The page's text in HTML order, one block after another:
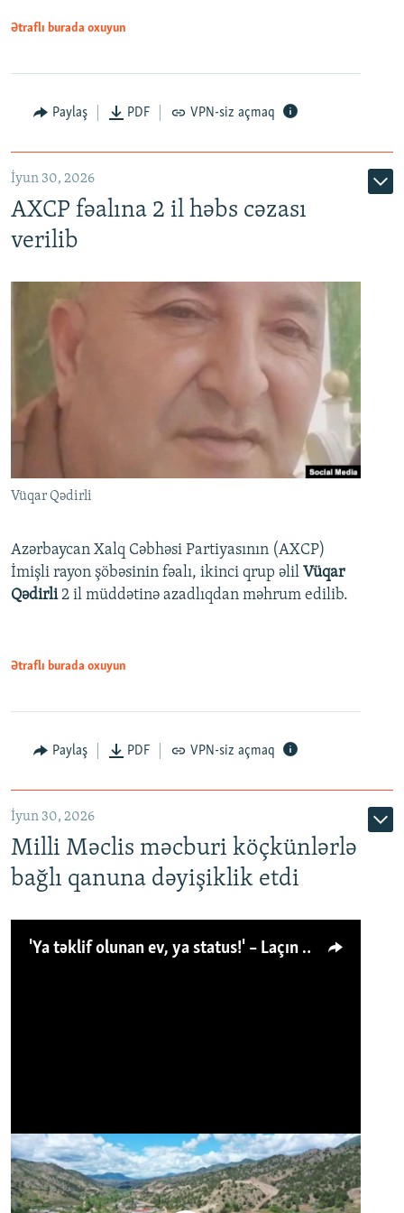
Ətraflı burada oxuyun
Paylaş PDF VPN-siz açmaq
İyun 30, 2026
AXCP fəalına 2 il həbs cəzası
verilib
Vüqar Qədirli
Azərbaycan Xalq Cəbhəsi Partiyasının (AXCP)
İmişli rayon şöbəsinin fəalı, ikinci qrup əlil Vüqar
Qədirli2 il müddətinə azadlıqdan məhrum edilib.
Ətraflı burada oxuyun
Paylaş PDF VPN-siz açmaq
İyun 30, 2026
Milli Məclis məcburi köçkünlərlə
bağlı qanuna dəyişiklik etdi
'Ya təklif olunan ev, ya status!' – Laçın köçkünü: 'Laçından başqa heç hara!'